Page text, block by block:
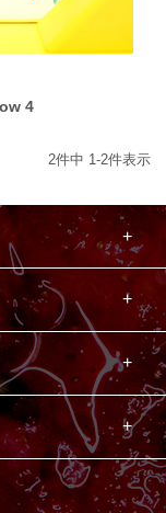
4
2件中 1-2件表示